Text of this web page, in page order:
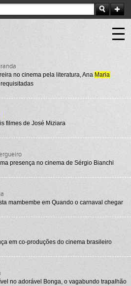
no cinema pela literatura, Ana Maria
filmes de José Miziara
presença no cinema de Sérgio Bianchi
mambembe em Quando o carnaval chegar
em co-produções do cinema brasileiro
no adorável Bonga, o vagabundo trapalhão